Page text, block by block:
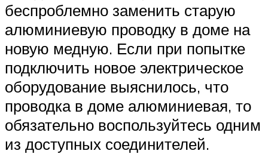
беспроблемно заменить старую
алюминиевую проводку в доме на
новую медную. Если при попытке
подключить новое электрическое
оборудование выяснилось, что
проводка в доме алюминиевая, то
обязательно воспользуйтесь одним
из доступных соединителей.